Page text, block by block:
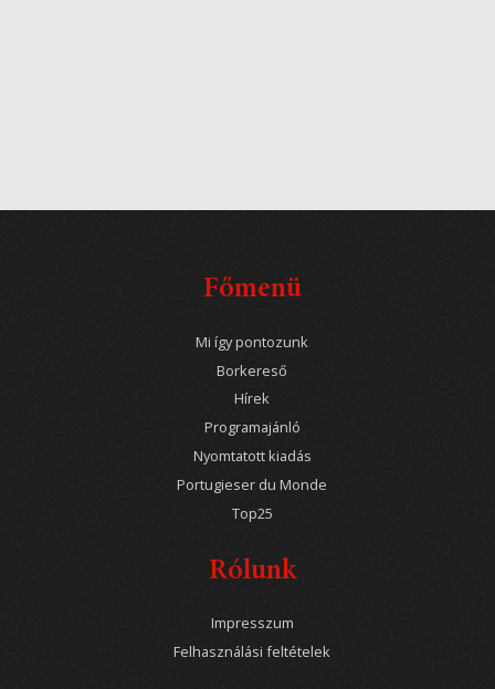
Főmenü
Mi így pontozunk
Borkereső
Hírek
Programajánló
Nyomtatott kiadás
Portugieser du Monde
Top25
Rólunk
Impresszum
Felhasználási feltételek